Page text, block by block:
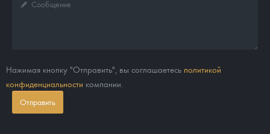
Нажимая кнопку "Отправить", вы соглашаетесь политикой
конфиденциальности компании.
Отправить